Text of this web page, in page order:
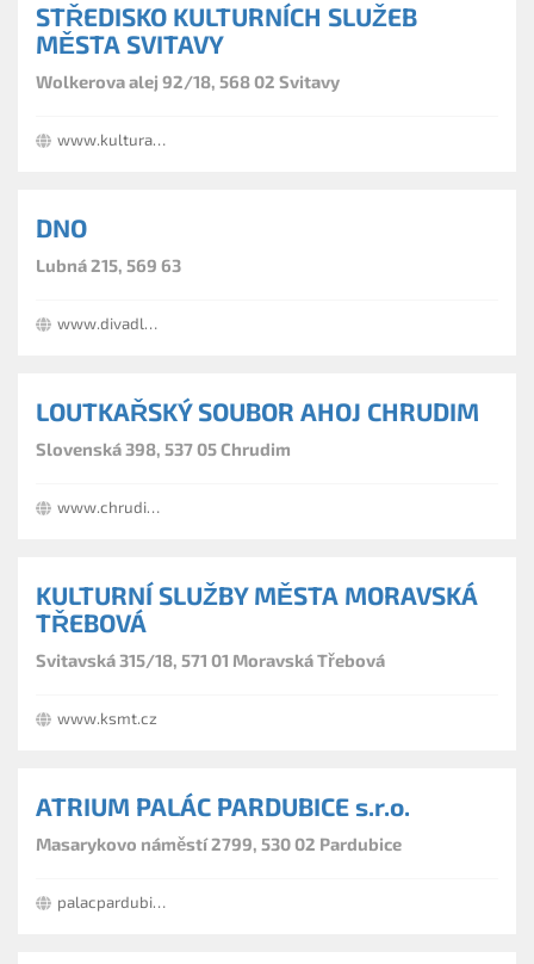
STŘEDISKO KULTURNÍCH SLUŽEB
MĚSTA SVITAVY
Wolkerova alej 92/18, 568 02 Svitavy
www.kultura-svitavy.cz
DNO
Lubná 215, 569 63
www.divadlodno.cz
LOUTKAŘSKÝ SOUBOR AHOJ CHRUDIM
Slovenská 398, 537 05 Chrudim
www.chrudimka.cz/ahoj
KULTURNÍ SLUŽBY MĚSTA MORAVSKÁ
TŘEBOVÁ
Svitavská 315/18, 571 01 Moravská Třebová
www.ksmt.cz
ATRIUM PALÁC PARDUBICE s.r.o.
Masarykovo náměstí 2799, 530 02 Pardubice
palacpardubice.cz